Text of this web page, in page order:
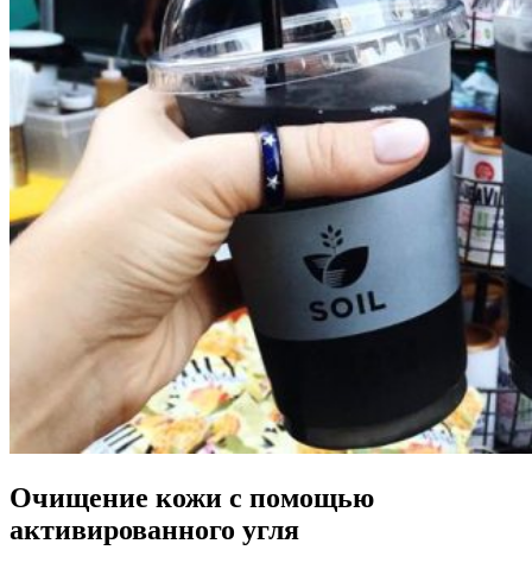
Очищение кожи с помощью
активированного угля